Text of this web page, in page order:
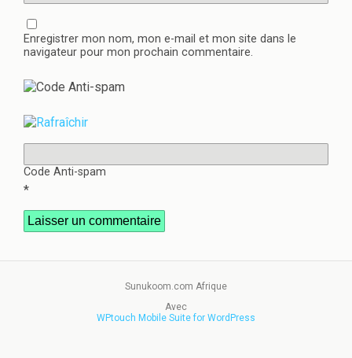
Enregistrer mon nom, mon e-mail et mon site dans le
navigateur pour mon prochain commentaire.
Code Anti-spam
*
Sunukoom.com Afrique
Avec
WPtouch Mobile Suite for WordPress